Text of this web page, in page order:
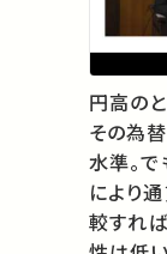
円高の
その為
水準。
により
較すれ